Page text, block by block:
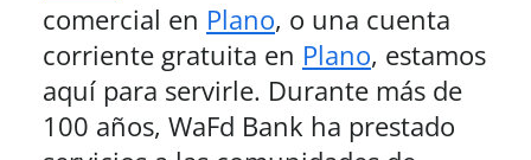
comercial en Plano, o una cuenta
corriente gratuita en Plano, estamos
aquí para servirle. Durante más de
100 años, WaFd Bank ha prestado